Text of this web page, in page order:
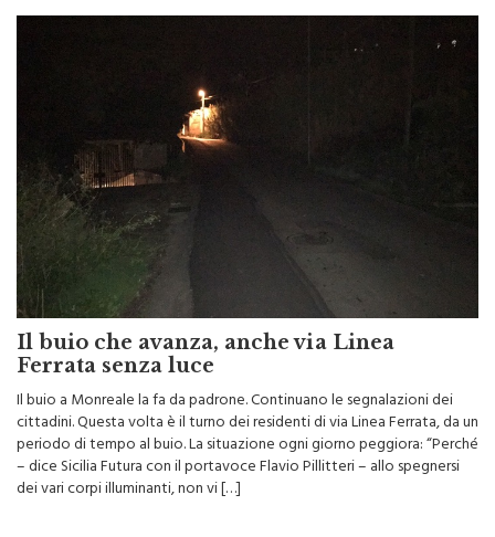
Il buio che avanza, anche via Linea
Ferrata senza luce
Il buio a Monreale la fa da padrone. Continuano le segnalazioni dei
cittadini. Questa volta è il turno dei residenti di via Linea Ferrata, da un
periodo di tempo al buio. La situazione ogni giorno peggiora: “Perché
– dice Sicilia Futura con il portavoce Flavio Pillitteri – allo spegnersi
dei vari corpi illuminanti, non vi […]